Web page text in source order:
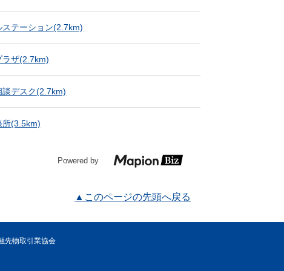
ステーション(2.7km)
ラザ(2.7km)
談デスク(2.7km)
所(3.5km)
Powered by
▲このページの先頭へ戻る
先物取引業協会